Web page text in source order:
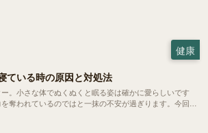
健康
ている時の原因と対処法
。小さな体でぬくぬくと眠る姿は確かに愛らしいです
奪われているのではと一抹の不安が過ぎります。今回